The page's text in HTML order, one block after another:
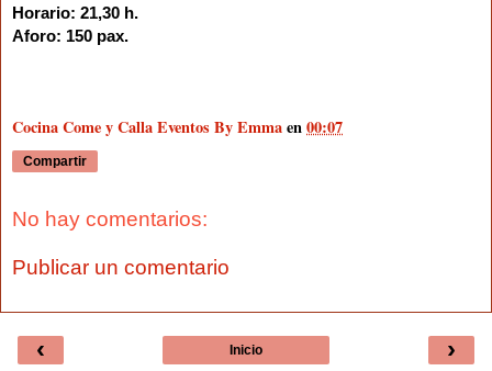
Horario: 21,30 h.
Aforo: 150 pax.
Cocina Come y Calla Eventos By Emmaen00:07
Compartir
No hay comentarios:
Publicar un comentario
‹ ›
Inicio